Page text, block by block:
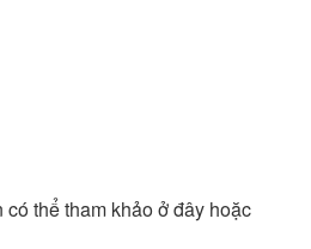
thể tham khảo ở đây hoặc